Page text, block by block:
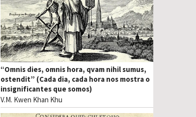
“Omnis dies, omnis hora, qvam nihil sumus,
ostendit” (Cada dia, cada hora nos mostra o
insignificantes que somos)
V.M. Kwen Khan Khu